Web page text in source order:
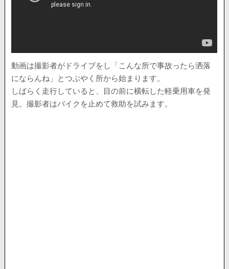
動画は撮影者がドライブをし「こんな所で事故ったら洒落
にならんね」とつぶやく所から始まります。
しばらく走行していると、目の前に横転した軽乗用車を発
見。撮影者はバイクを止めて救助を試みます。